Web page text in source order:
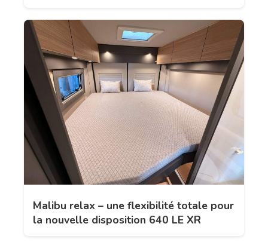
Malibu relax – une flexibilité totale pour
la nouvelle disposition 640 LE XR